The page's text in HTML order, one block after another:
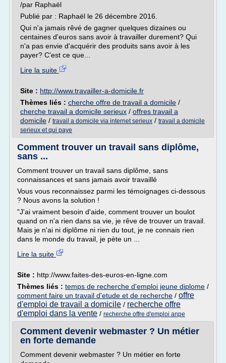
/par Raphaël
Publié par : Raphaël le 26 décembre 2016.
Qui n'a jamais rêvé de gagner quelques dizaines ou
centaines d'euros sans avoir à travailler durement? Qui
n'a pas envie d'acquérir des produits sans avoir à les
payer? C'est ce que...
Lire la suite
Site : http://www.travailler-a-domicile.fr
Thèmes liés : cherche offre de travail a domicile /
cherche travail a domicile serieux / offres travail a
domicile / travail a domicile via internet serieux / travail a domicile
serieux et qui paye
Comment trouver un travail sans diplôme,
sans ...
Comment trouver un travail sans diplôme, sans
connaissances et sans jamais avoir travaillé
Vous vous reconnaissez parmi les témoignages ci-dessous
? Nous avons la solution !
"J'ai vraiment besoin d'aide, comment trouver un boulot
quand on n'a rien dans sa vie, je rêve de trouver un travail.
Mais je n'ai ni diplôme ni rien du tout, je ne connais rien
dans le monde du travail, je pète un ...
Lire la suite
Site : http://www.faites-des-euros-en-ligne.com
Thèmes liés : temps de recherche d'emploi jeune diplome /
comment faire un travail d'etude et de recherche / offre
d'emploi de travail a domicile / recherche offre
d'emploi dans la vente / recherche offre d'emploi anpe
Comment devenir webmaster ? Un métier
en forte demande
Comment devenir webmaster ? Un métier en forte